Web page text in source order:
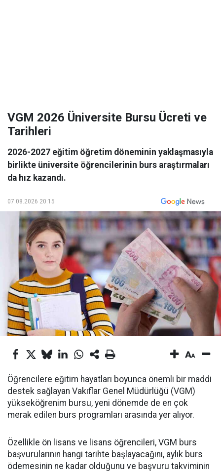
VGM 2026 Üniversite Bursu Ücreti ve
Tarihleri
2026-2027 eğitim öğretim döneminin yaklaşmasıyla
birlikte üniversite öğrencilerinin burs araştırmaları
da hız kazandı.
07.08.2026 20:15
Öğrencilere eğitim hayatları boyunca önemli bir maddi
destek sağlayan Vakıflar Genel Müdürlüğü (VGM)
yükseköğrenim bursu, yeni dönemde de en çok
merak edilen burs programları arasında yer alıyor.
Özellikle ön lisans ve lisans öğrencileri, VGM burs
başvurularının hangi tarihte başlayacağını, aylık burs
ödemesinin ne kadar olduğunu ve başvuru takviminin